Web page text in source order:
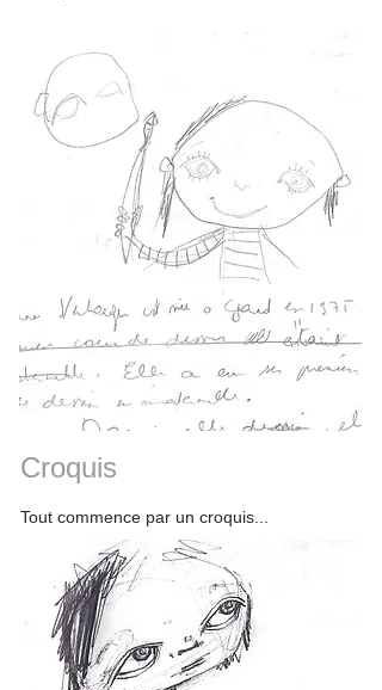
Croquis
Tout commence par un croquis...